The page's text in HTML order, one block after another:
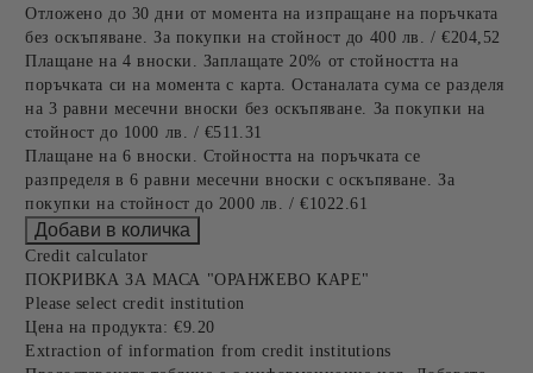
Отложено до 30 дни от момента на изпращане на поръчката
без оскъпяване. За покупки на стойност до 400 лв. / €204,52
Плащане на 4 вноски. Заплащате 20% от стойността на
поръчката си на момента с карта. Останалата сума се разделя
на 3 равни месечни вноски без оскъпяване. За покупки на
стойност до 1000 лв. / €511.31
Плащане на 6 вноски. Стойността на поръчката се
разпределя в 6 равни месечни вноски с оскъпяване. За
покупки на стойност до 2000 лв. / €1022.61
Credit calculator
ПОКРИВКА ЗА МАСА "ОРАНЖЕВО КАРЕ"
Please select credit institution
Цена на продукта: €9.20
Extraction of information from credit institutions